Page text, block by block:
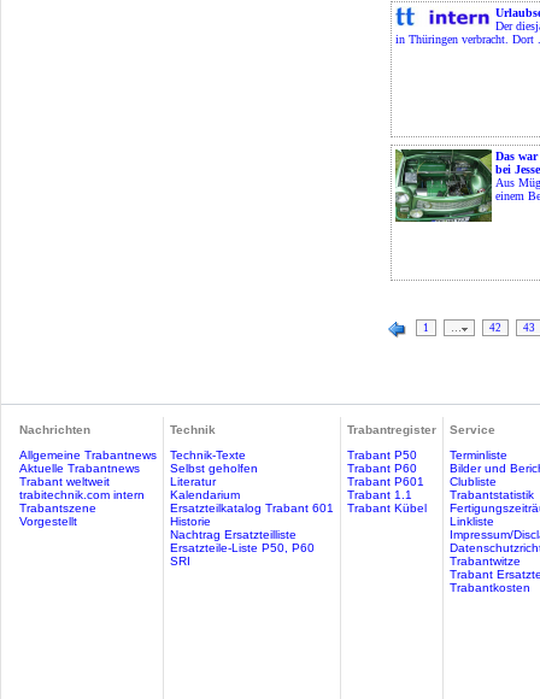
Der
in Thüringen verbracht. Dort
Das
bei
Aus
einem
1 … 42 43
Nachrichten
Allgemeine Trabantnews
Aktuelle Trabantnews
Trabant weltweit
trabitechnik.com intern
Trabantszene
Vorgestellt
Technik
Technik-Texte
Selbst geholfen
Literatur
Kalendarium
Ersatzteilkatalog Trabant 601
Historie
Nachtrag Ersatzteilliste
Ersatzteile-Liste P50, P60
SRI
Trabantregister
Trabant P50
Trabant P60
Trabant P601
Trabant 1.1
Trabant Kübel
Service
Terminliste
Bilder und
Clubliste
Trabantstatistik
Linkliste
Impressum/
Trabantwitze
Trabant
Trabantkosten